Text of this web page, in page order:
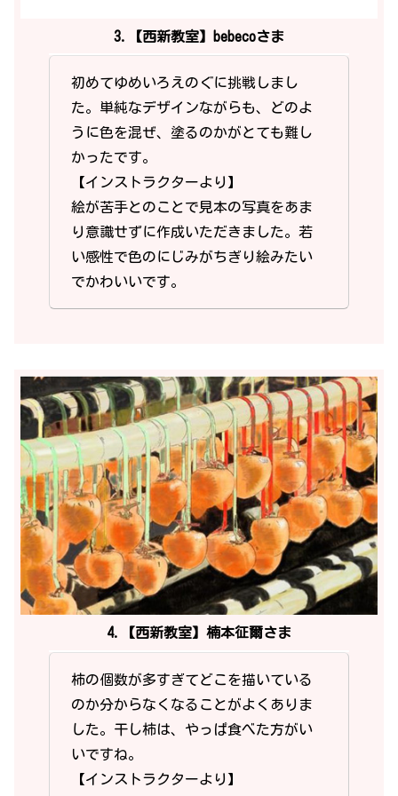
3.【西新教室】bebecoさま
初めてゆめいろえのぐに挑戦しまし
た。単純なデザインながらも、どのよ
うに色を混ぜ、塗るのかがとても難し
かったです。
【インストラクターより】
絵が苦手とのことで見本の写真をあま
り意識せずに作成いただきました。若
い感性で色のにじみがちぎり絵みたい
でかわいいです。
4.【西新教室】楠本征爾さま
柿の個数が多すぎてどこを描いている
のか分からなくなることがよくありま
した。干し柿は、やっぱ食べた方がい
いですね。
【インストラクターより】